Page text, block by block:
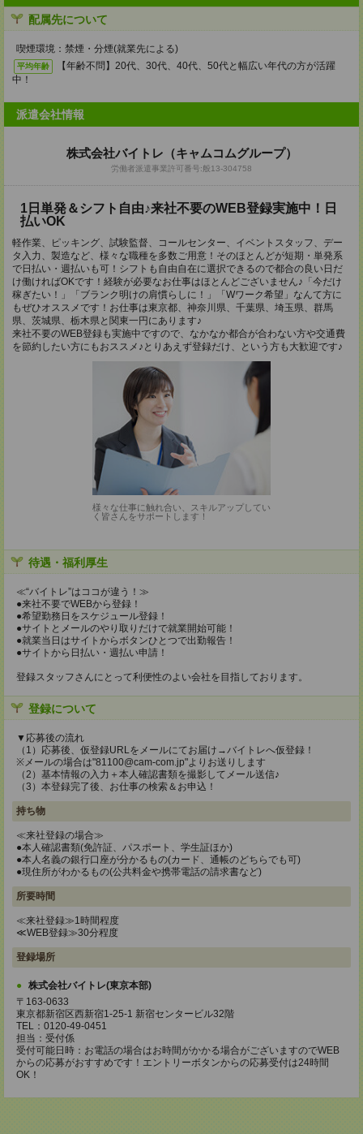
配属先について
喫煙環境：禁煙・分煙(就業先による)
平均年齢
【年齢不問】20代、30代、40代、50代と幅広い年代の方が活躍
中！
派遣会社情報
株式会社バイトレ（キャムコムグループ）
労働者派遣事業許可番号:般13-304758
1日単発＆シフト自由♪来社不要のWEB登録実施中！日
払いOK
軽作業、ピッキング、試験監督、コールセンター、イベントスタッフ、デー
タ入力、製造など、様々な職種を多数ご用意！そのほとんどが短期・単発系
で日払い・週払いも可！シフトも自由自在に選択できるので都合の良い日だ
け働ければOKです！経験が必要なお仕事はほとんどございません♪「今だけ
稼ぎたい！」「ブランク明けの肩慣らしに！」「Wワーク希望」なんて方に
もぜひオススメです！お仕事は東京都、神奈川県、千葉県、埼玉県、群馬
県、茨城県、栃木県と関東一円にあります♪
来社不要のWEB登録も実施中ですので、なかなか都合が合わない方や交通費
を節約したい方にもおススメ♪とりあえず登録だけ、という方も大歓迎です♪
様々な仕事に触れ合い、スキルアップしてい
く皆さんをサポートします！
待遇・福利厚生
≪“バイトレ”はココが違う！≫
●来社不要でWEBから登録！
●希望勤務日をスケジュール登録！
●サイトとメールのやり取りだけで就業開始可能！
●就業当日はサイトからボタンひとつで出勤報告！
●サイトから日払い・週払い申請！
登録スタッフさんにとって利便性のよい会社を目指しております。
登録について
▼応募後の流れ
（1）応募後、仮登録URLをメールにてお届け→バイトレへ仮登録！
※メールの場合は"81100@cam-com.jp"よりお送りします
（2）基本情報の入力＋本人確認書類を撮影してメール送信♪
（3）本登録完了後、お仕事の検索＆お申込！
持ち物
≪来社登録の場合≫
●本人確認書類(免許証、パスポート、学生証ほか)
●本人名義の銀行口座が分かるもの(カード、通帳のどちらでも可)
●現住所がわかるもの(公共料金や携帯電話の請求書など)
所要時間
≪来社登録≫1時間程度
≪WEB登録≫30分程度
登録場所
株式会社バイトレ(東京本部)
〒163-0633
東京都新宿区西新宿1-25-1 新宿センタービル32階
TEL：0120-49-0451
担当：受付係
受付可能日時：お電話の場合はお時間がかかる場合がございますのでWEB
からの応募がおすすめです！エントリーボタンからの応募受付は24時間
OK！